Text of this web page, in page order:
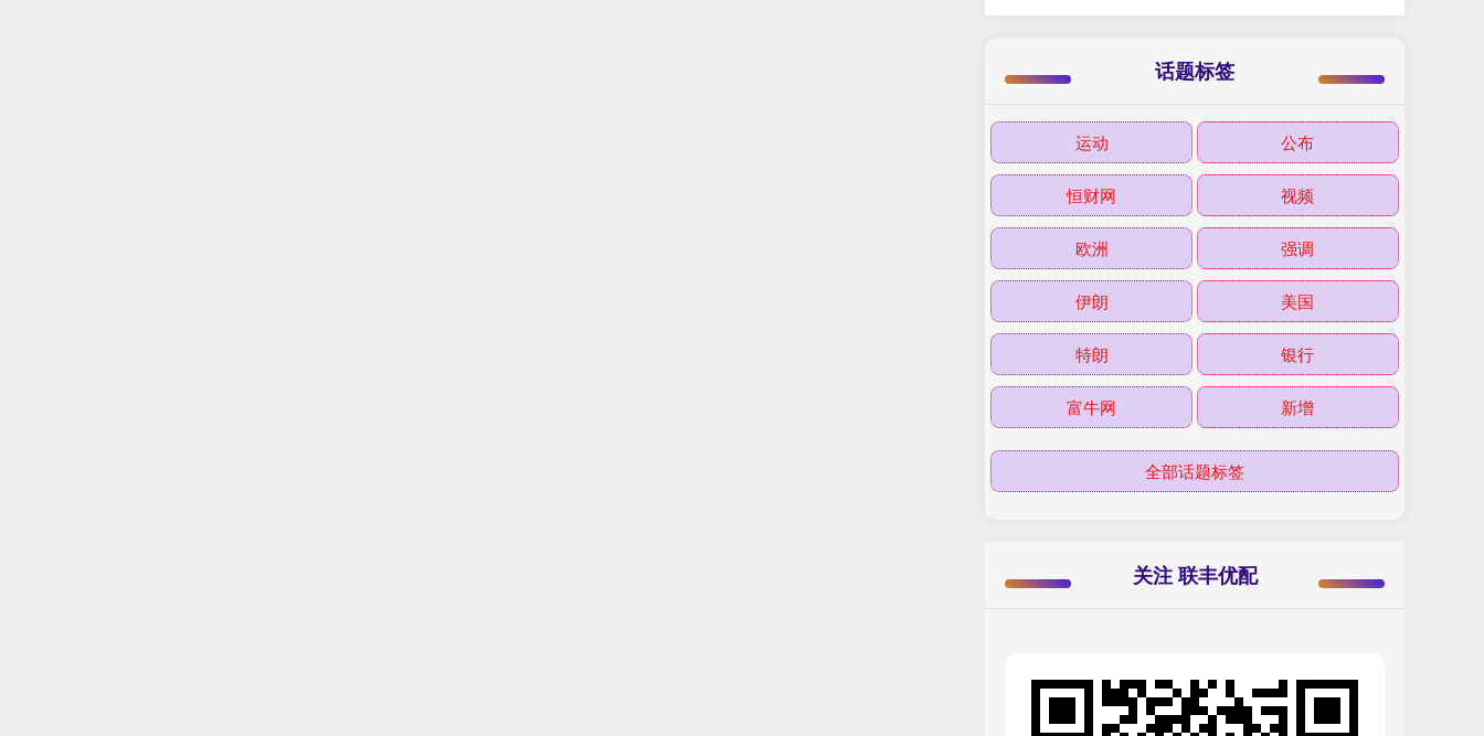
话题标签
运动 公布
恒财网 视频
欧洲 强调
伊朗 美国
特朗 银行
富牛网 新增
全部话题标签
关注 联丰优配